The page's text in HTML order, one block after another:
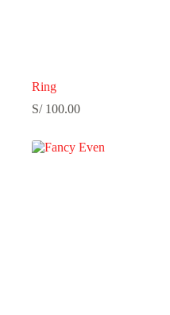
Ring
S/100.00